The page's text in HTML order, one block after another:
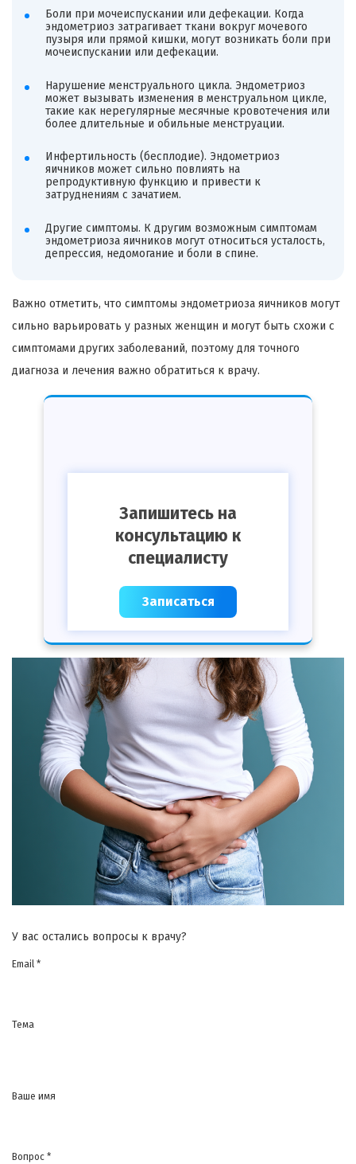
Боли при мочеиспускании или дефекации. Когда
эндометриоз затрагивает ткани вокруг мочевого
пузыря или прямой кишки, могут возникать боли при
мочеиспускании или дефекации.
Нарушение менструального цикла. Эндометриоз
может вызывать изменения в менструальном цикле,
такие как нерегулярные месячные кровотечения или
более длительные и обильные менструации.
Инфертильность (бесплодие). Эндометриоз
яичников может сильно повлиять на
репродуктивную функцию и привести к
затруднениям с зачатием.
Другие симптомы. К другим возможным симптомам
эндометриоза яичников могут относиться усталость,
депрессия, недомогание и боли в спине.
Важно отметить, что симптомы эндометриоза яичников могут
сильно варьировать у разных женщин и могут быть схожи с
симптомами других заболеваний, поэтому для точного
диагноза и лечения важно обратиться к врачу.
Запишитесь на
консультацию к
специалисту
Записаться
У вас остались вопросы к врачу?
Email *
Тема
Ваше имя
Вопрос *